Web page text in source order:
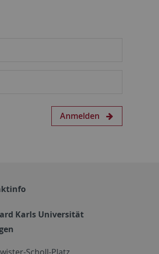
Anmelden
Karls Universität